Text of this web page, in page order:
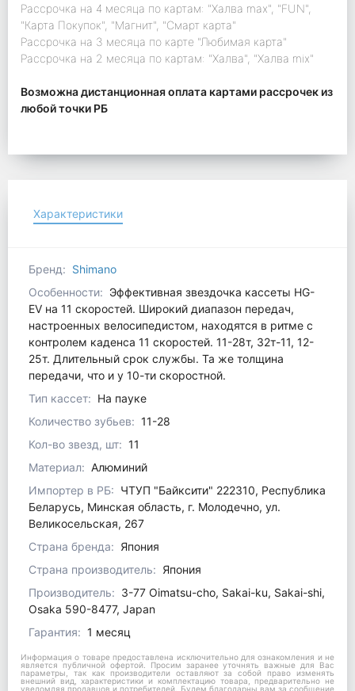
Рассрочка на 4 месяца по картам: "Халва max", "FUN",
"Карта Покупок", "Магнит", "Смарт карта"
Рассрочка на 3 месяца по карте "Любимая карта"
Рассрочка на 2 месяца по картам: "Халва", "Халва mix"
Возможна дистанционная оплата картами рассрочек из
любой точки РБ
Характеристики
Бренд: Shimano
Особенности: Эффективная звездочка кассеты HG-
EV на 11 скоростей. Широкий диапазон передач,
настроенных велосипедистом, находятся в ритме с
контролем каденса 11 скоростей. 11-28т, 32т-11, 12-
25т. Длительный срок службы. Та же толщина
передачи, что и у 10-ти скоростной.
Тип кассет: На пауке
Количество зубьев: 11-28
Кол-во звезд, шт: 11
Материал: Алюминий
Импортер в РБ: ЧТУП "Байксити" 222310, Республика
Беларусь, Минская область, г. Молодечно, ул.
Великосельская, 267
Страна бренда: Япония
Страна производитель: Япония
Производитель: 3-77 Oimatsu-cho, Sakai-ku, Sakai-shi,
Osaka 590-8477, Japan
Гарантия: 1 месяц
Информация о товаре предоставлена исключительно для ознакомления и не
является публичной офертой. Просим заранее уточнять важные для Вас
параметры, так как производители оставляют за собой право изменять
внешний вид, характеристики и комплектацию товара, предварительно не
уведомляя продавцов и потребителей. Будем благодарны вам за сообщение